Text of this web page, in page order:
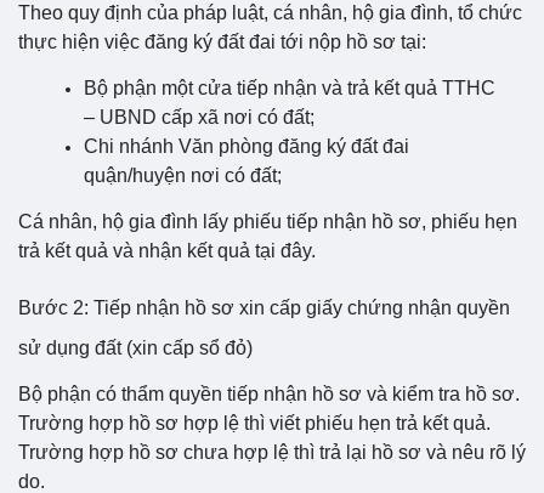
Theo quy định của pháp luật, cá nhân, hộ gia đình, tổ chức
thực hiện việc đăng ký đất đai tới nộp hồ sơ tại:
Bộ phận một cửa tiếp nhận và trả kết quả TTHC
– UBND cấp xã nơi có đất;
Chi nhánh Văn phòng đăng ký đất đai
quận/huyện nơi có đất;
Cá nhân, hộ gia đình lấy phiếu tiếp nhận hồ sơ, phiếu hẹn
trả kết quả và nhận kết quả tại đây.
Bước 2: Tiếp nhận hồ sơ xin cấp giấy chứng nhận quyền
sử dụng đất (xin cấp sổ đỏ)
Bộ phận có thẩm quyền tiếp nhận hồ sơ và kiểm tra hồ sơ.
Trường hợp hồ sơ hợp lệ thì viết phiếu hẹn trả kết quả.
Trường hợp hồ sơ chưa hợp lệ thì trả lại hồ sơ và nêu rõ lý
do.